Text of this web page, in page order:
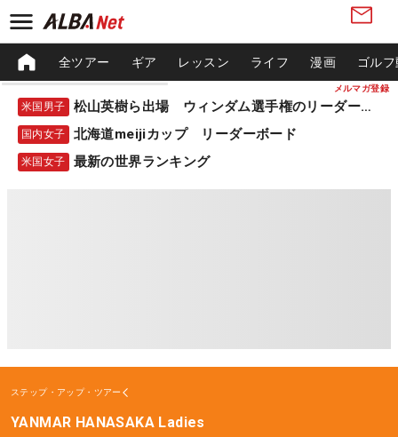
メルマガ登録
全ツアー ギア レッスン ライフ 漫画 ゴル
米国男子 松山英樹ら出場 ウィンダム選手権のリーダーボード
国内女子 北海道meijiカップ リーダーボード
米国女子 最新の世界ランキング
ステップ・アップ・ツアー
YANMAR HANASAKA Ladies